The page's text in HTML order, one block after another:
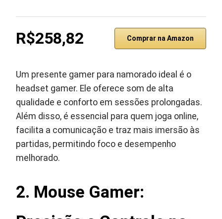
R$258,82 Comprar na Amazon
Um presente gamer para namorado ideal é o
headset gamer. Ele oferece som de alta
qualidade e conforto em sessões prolongadas.
Além disso, é essencial para quem joga online,
facilita a comunicação e traz mais imersão às
partidas, permitindo foco e desempenho
melhorado.
2. Mouse Gamer: